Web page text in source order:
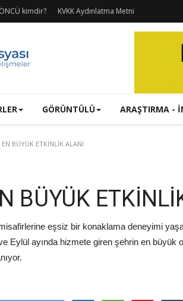
kimdir? KVKK Aydınlatma Metni
GÖRÜNTÜLÜ ARAŞTIRMA -
EN BÜYÜK ETKİNLİK ALANI
BÜYÜK
misafirlerine eşsiz bir konaklama deneyimi
Eylül ayında hizmete giren şehrin en büyük